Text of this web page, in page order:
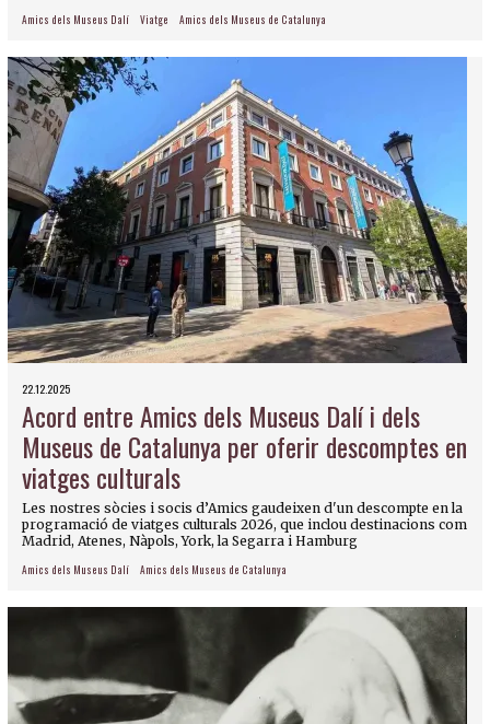
Amics dels Museus Dalí Viatge Amics dels Museus de Catalunya
22.12.2025
Acord entre Amics dels Museus Dalí i dels
Museus de Catalunya per oferir descomptes en
viatges culturals
Les nostres sòcies i socis d’Amics gaudeixen d'un descompte en la
programació de viatges culturals 2026, que inclou destinacions com
Madrid, Atenes, Nàpols, York, la Segarra i Hamburg
Amics dels Museus Dalí Amics dels Museus de Catalunya